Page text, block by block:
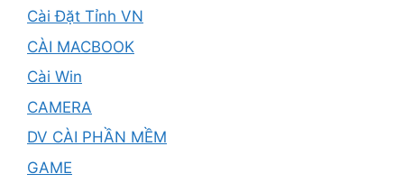
Cài Đặt Tỉnh VN
CÀI MACBOOK
Cài Win
CAMERA
DV CÀI PHẦN MỀM
GAME